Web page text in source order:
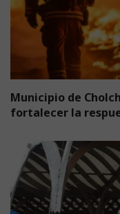
Municipio de
fortalecer la